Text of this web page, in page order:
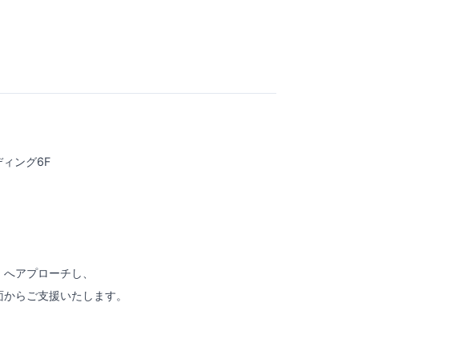
ング6F
アプローチし、
らご支援いたします。